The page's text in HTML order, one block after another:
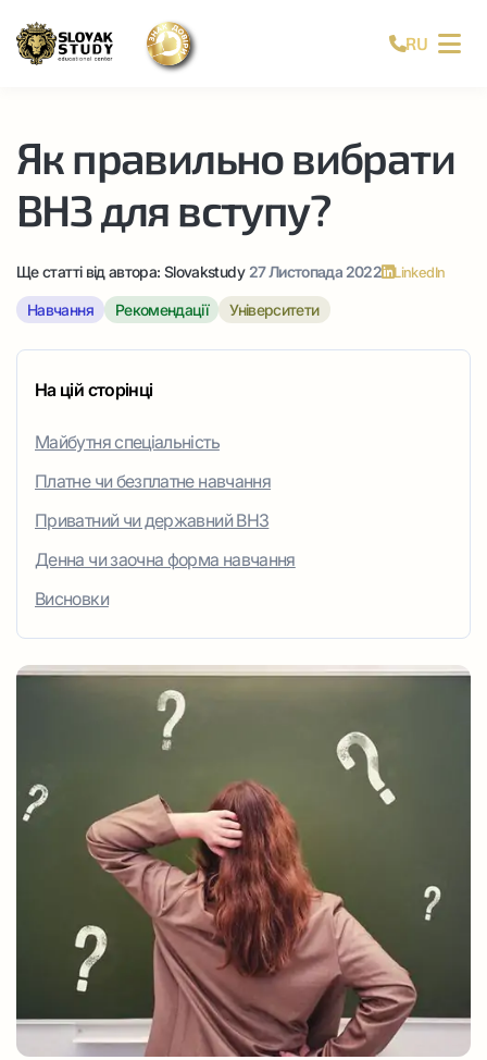
RU
Як правильно вибрати
ВНЗ для вступу?
Ще статті від автора: Slovakstudy 27 Листопада 2022 LinkedIn
Навчання Рекомендації Університети
На цій сторінці
Майбутня спеціальність
Платне чи безплатне навчання
Приватний чи державний ВНЗ
Денна чи заочна форма навчання
Висновки